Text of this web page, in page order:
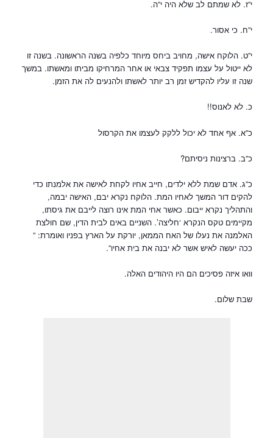
י”ז. לא שמתם לב שלא היה י”ה.
י”ח. כי אסור.
י”ט. הלוקח אישה, מחויב ביחס מיוחד כלפיה בשנה הראשונה. בשנה זו
לא ייטול על עצמו תפקיד צבאי או אחר המרחיקו מביתו ומאשתו. במשך
שנה זו עליו להקדיש זמן רב יותר לאשתו ולהנעים לה את הזמן.
כ. לא לאנוס!!
כ”א. אף אחד לא יכול ללקק לעצמו את הקרסול
כ”ב. ברצינות ניסיתם?
כ”ג. אדם שמת ללא ילדים, חייב אחיו לקחת לאישה את אלמנתו כדי
להקים דור המשך לאחיו המת. הלוקח נקרא יבם, האישה יבמה,
והתהליך נקרא ייבום. כאשר אחי המת אינו רוצה לייבם את גיסתו,
מקיימים טקס הנקרא ‘חליצה’. השניים באים לבית הדין, שם חולצת
האלמנה את נעלו של האח הממאן, יורקת על הארץ בפניו ואומרת: ”
ככה יעשה לאיש אשר לא יבנה את בית אחיו”.
וואו איזה פסיכים הם היו היהודים האלה.
שבת שלום.